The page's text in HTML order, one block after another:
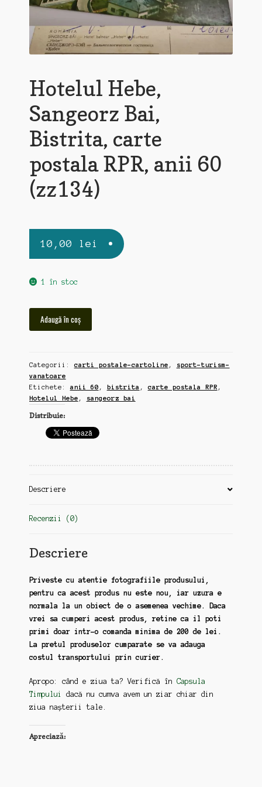
Hotelul Hebe,
Sangeorz Bai,
Bistrita, carte
postala RPR, anii 60
(zz134)
10,00 lei
1 în stoc
Hotelul
Bai,
Bistrita,
carte
postala
RPR,
Adaugă în coș
Categorii:carti postale-cartoline ,
sport-turism-
vanatoare
Etichete:anii 60 , bistrita ,carte postala RPR ,
Hotelul Hebe , sangeorz bai
Distribuie:
Descriere
Recenzii (0)
Descriere
Priveste cu atentie fotografiile produsului,
pentru ca acest produs nu este nou, iar uzura e
normala la un obiect de o asemenea vechime. Daca
vrei sa cumperi acest produs, retine ca il poti
primi doar intr-o comanda minima de 200 de lei.
La pretul produselor cumparate se va adauga
costul transportului prin curier.
Apropo: când e ziua ta? Verifică în Capsula
Timpului
dacă nu cumva avem un ziar chiar din
ziua nașterii tale.
Apreciază: